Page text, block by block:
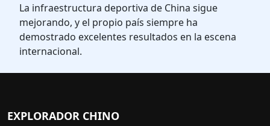
La infraestructura deportiva de China sigue
mejorando, y el propio país siempre ha
demostrado excelentes resultados en la escena
internacional.
EXPLORADOR CHINO